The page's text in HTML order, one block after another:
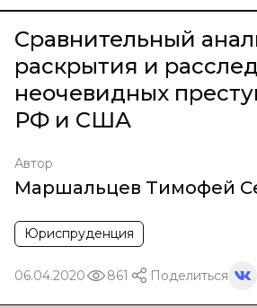
Сравнительный
раскрытия и
неочевидных
РФ и США
Автор
Маршальцев Тимофей
Юриспруденция
06.04.2020 861 Поделиться